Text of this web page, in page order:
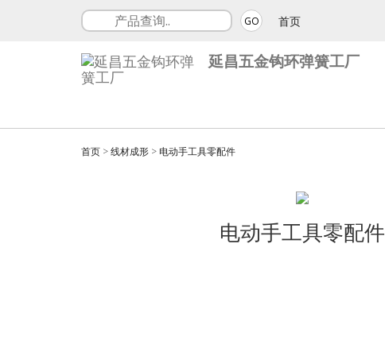
GO 首页
延昌五金钩环弹簧工厂
首页 >线材成形 >电动手工具零配件
电动手工具零配件